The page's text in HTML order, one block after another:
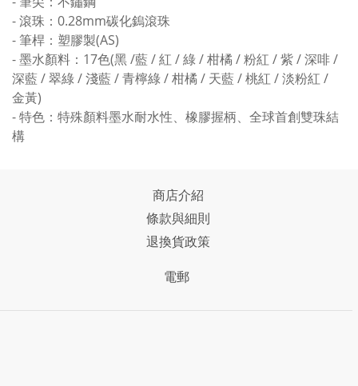
- 滾珠：0.28mm碳化鎢滾珠
- 筆桿：塑膠製(AS)
- 墨水顏料：17色(黑 /藍 / 紅 / 綠 / 柑橘 / 粉紅 / 紫 / 深啡 /
深藍 / 翠綠 / 淺藍 / 青檸綠 / 柑橘 / 天藍 / 桃紅 / 淡粉紅 /
金黃)
- 特色：特殊顏料墨水耐水性、橡膠握柄、全球首創雙珠結
構
商店介紹
條款與細則
退換貨政策
電郵